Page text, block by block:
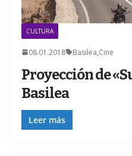
CULTURA
08.01.2018 Basilea,Cine
Proyección de
Basilea
Leer más